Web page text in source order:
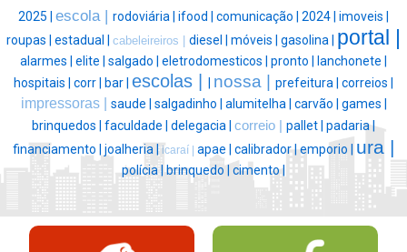
2025 | escola | rodoviária | ifood | comunicação | 2024 | imoveis |
roupas | estadual | cabeleireiros | diesel | móveis | gasolina | portal |
alarmes | elite | salgado | eletrodomesticos | pronto |
lanchonete |
hospitais | corr | bar | escolas | nossa | prefeitura | correios |
impressoras | saude | salgadinho | alumitelha | carvão | games |
brinquedos | faculdade | delegacia | correio | pallet | padaria |
financiamento | joalheria | icaraí | apae | calibrador |emporio | ura |
polícia |brinquedo | cimento |